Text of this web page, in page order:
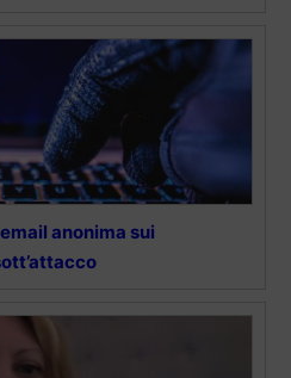
anonima sui